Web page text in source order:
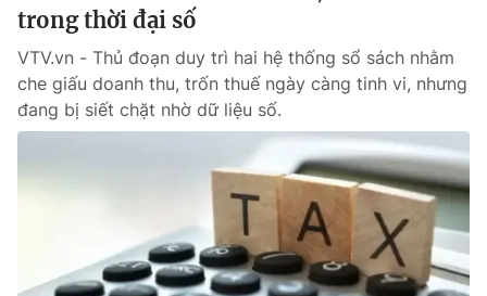
trong thời đại số
VTV.vn - Thủ đoạn duy trì hai hệ thống sổ sách nhằm
che giấu doanh thu, trốn thuế ngày càng tinh vi, nhưng
đang bị siết chặt nhờ dữ liệu số.